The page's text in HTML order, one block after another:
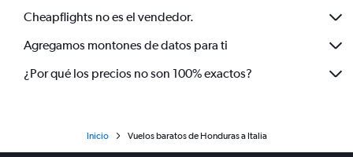
Cheapflights no es el vendedor.
Agregamos montones de datos para ti
¿Por qué los precios no son 100% exactos?
Inicio Vuelos baratos de Honduras a Italia